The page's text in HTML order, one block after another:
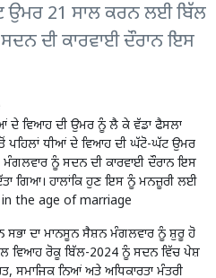
21 ਸਾਲ ਕਰਨ ਲਈ ਬਿੱਲ
ਦੀ ਕਾਰਵਾਈ ਦੌਰਾਨ ਇਸ
ਦੇ ਵਿਆਹ ਦੀ ਉਮਰ ਨੂੰ ਲੈ ਕੇ ਵੱਡਾ ਫੈਸਲਾ
ਪਹਿਲਾਂ ਧੀਆਂ ਦੇ ਵਿਆਹ ਦੀ ਘੱਟੋ-ਘੱਟ ਉਮਰ
ਨੂੰ ਸਦਨ ਦੀ ਕਾਰਵਾਈ ਦੌਰਾਨ ਇਸ
ਗਿਆ। ਹਾਲਾਂਕਿ ਹੁਣ ਇਸ ਨੂੰ ਮਨਜ਼ੂਰੀ ਲਈ
in the age of marriage
ਸਭਾ ਦਾ ਮਾਨਸੂਨ ਸੈਸ਼ਨ ਮੰਗਲਵਾਰ ਨੂੰ ਸ਼ੁਰੂ ਹੋ
ਵਿਆਹ ਰੋਕੂ ਬਿੱਲ-2024 ਨੂੰ ਸਦਨ ਵਿੱਚ ਪੇਸ਼
ਸਮਾਜਿਕ ਨਿਆਂ ਅਤੇ ਅਧਿਕਾਰਤਾ ਮੰਤਰੀ